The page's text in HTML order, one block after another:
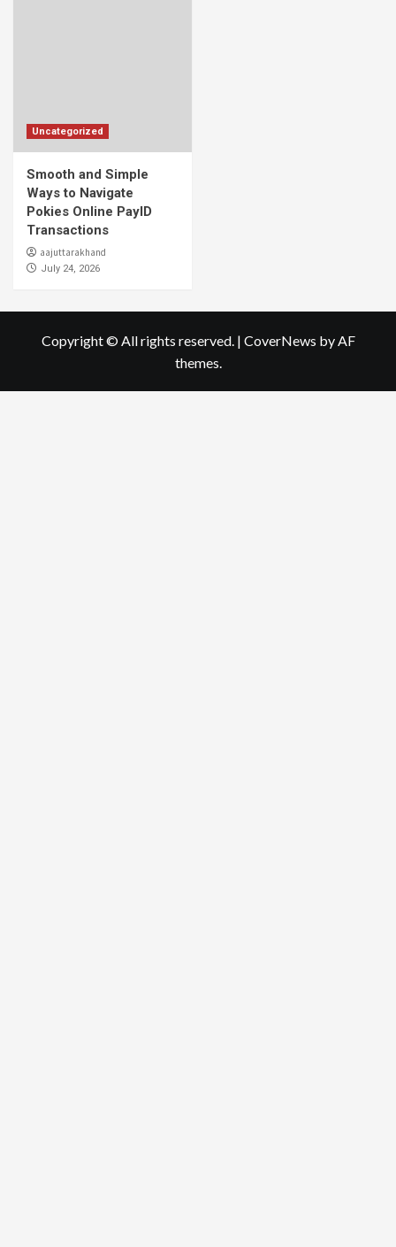
Uncategorized
Smooth and Simple
Ways to Navigate
Pokies Online PayID
Transactions
aajuttarakhand
July 24, 2026
Copyright © All rights reserved. | CoverNews by AF
themes.